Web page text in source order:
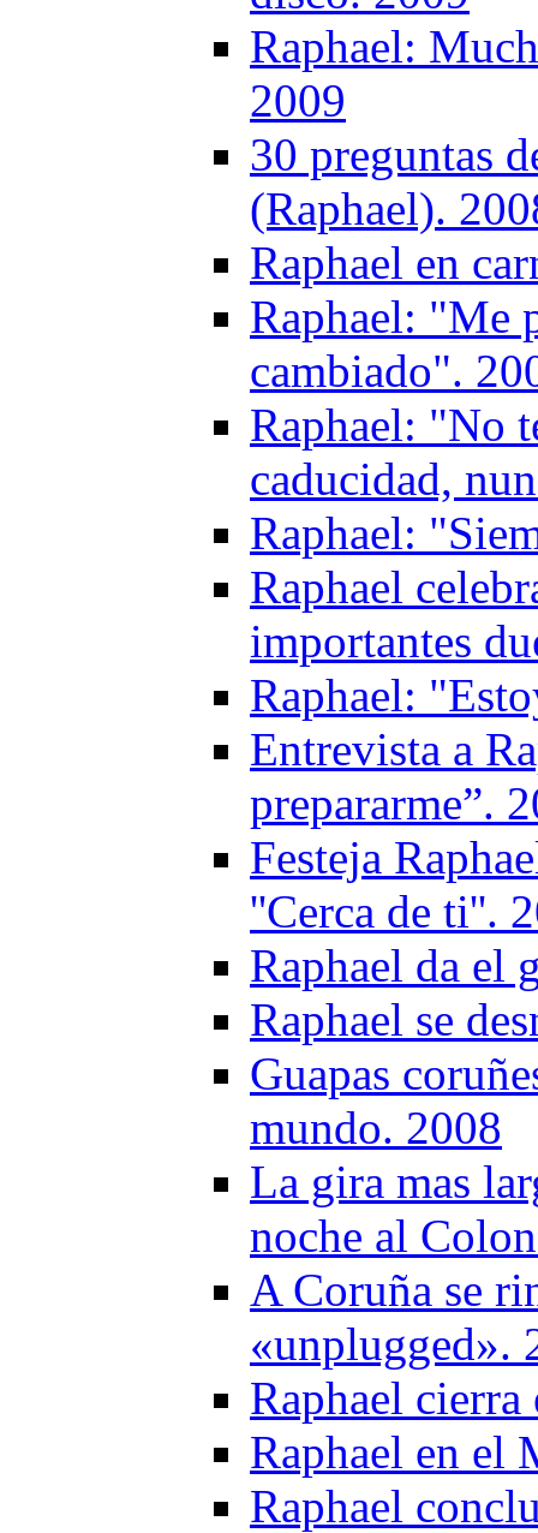
Raphael:
2009
30 preguntas
(Raphael).
Raphael en
Raphael: "Me
cambiado".
Raphael: "No
caducidad,
Raphael:
Raphael
importantes
Raphael:
Entrevista a
prepararme”.
Festeja
''Cerca de ti''.
Raphael da el
Raphael se
Guapas
mundo. 2008
La gira mas
noche al
A Coruña se
«unplugged».
Raphael
Raphael en el
Raphael